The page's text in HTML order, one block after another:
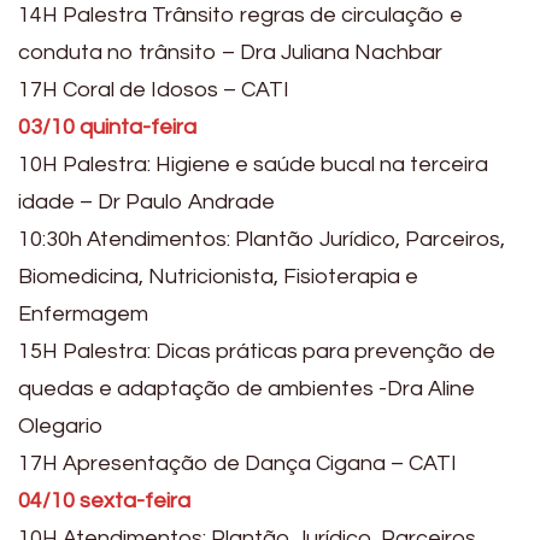
14H Palestra Trânsito regras de circulação e
conduta no trânsito – Dra Juliana Nachbar
17H Coral de Idosos – CATI
03/10 quinta-feira
10H Palestra: Higiene e saúde bucal na terceira
idade – Dr Paulo Andrade
10:30h Atendimentos: Plantão Jurídico, Parceiros,
Biomedicina, Nutricionista, Fisioterapia e
Enfermagem
15H Palestra: Dicas práticas para prevenção de
quedas e adaptação de ambientes -Dra Aline
Olegario
17H Apresentação de Dança Cigana – CATI
04/10 sexta-feira